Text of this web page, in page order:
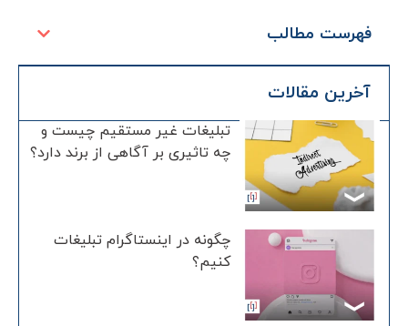
فهرست مطالب
آخرین مقالات
تبلیغات غیر مستقیم چیست و
چه تاثیری بر آگاهی از برند دارد؟
چگونه در اینستاگرام تبلیغات
کنیم؟